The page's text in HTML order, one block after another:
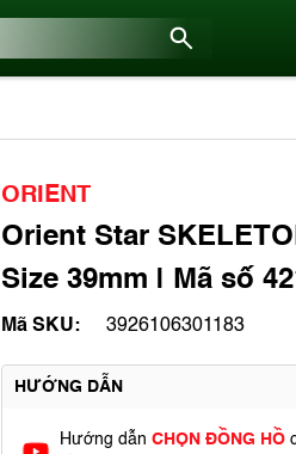
ORIENT
Orient Star
Size 39mm | Mã số
Mã SKU: 3926106301183
HƯỚNG DẪN
Hướng dẫn CHỌN ĐỒNG HỒ